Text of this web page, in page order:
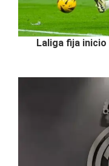
Laliga fija inicio